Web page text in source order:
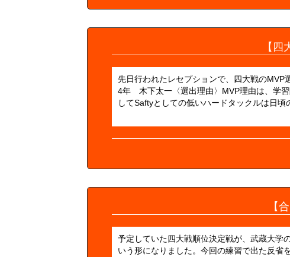
【四
先日行われたレセプションで、四大戦の
4年 木下太一〈選出理由〉MVP理由は、学
してSaftyとしての低いハードタックルは日
【
予定していた四大戦順位決定戦が、武蔵大学
いう形になりました。今回の練習で出た反省